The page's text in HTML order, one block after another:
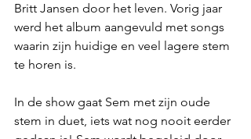
Britt Jansen door het leven. Vorig jaar
werd het album aangevuld met songs
waarin zijn huidige en veel lagere stem
te horen is.
In de show gaat Sem met zijn oude
stem in duet, iets wat nog nooit eerder